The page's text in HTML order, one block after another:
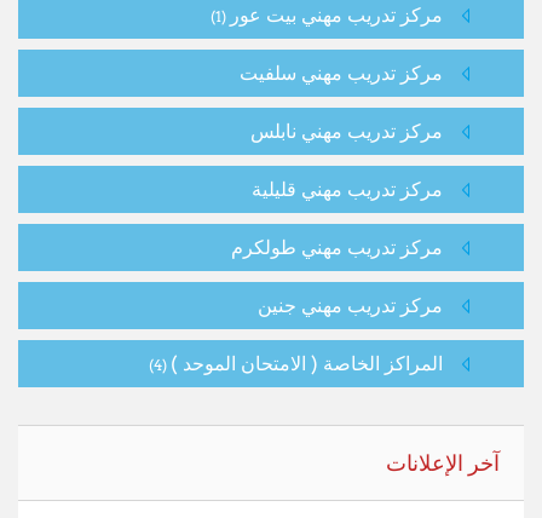
مركز تدريب مهني بيت عور (1)
مركز تدريب مهني سلفيت
مركز تدريب مهني نابلس
مركز تدريب مهني قليلية
مركز تدريب مهني طولكرم
مركز تدريب مهني جنين
المراكز الخاصة ( الامتحان الموحد ) (4)
آخر الإعلانات